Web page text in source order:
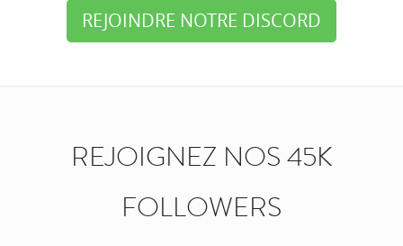
REJOINDRE NOTRE DISCORD
REJOIGNEZ NOS 45K
FOLLOWERS